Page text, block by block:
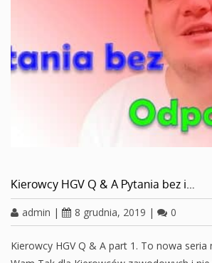
Kierowcy HGV Q & A Pytania bez i…
admin | 8 grudnia, 2019 | 0
Kierowcy HGV Q & A part 1. To nowa seria